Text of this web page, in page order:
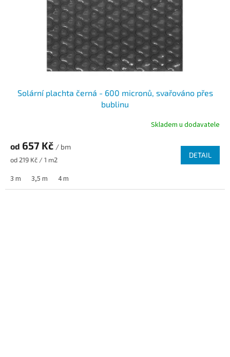
Solární plachta černá - 600 micronů, svařováno přes
bublinu
Skladem u dodavatele
od 657 Kč / bm
Měrná cena:
od 219 Kč / 1 m2
DETAIL
3 m 3,5 m 4 m